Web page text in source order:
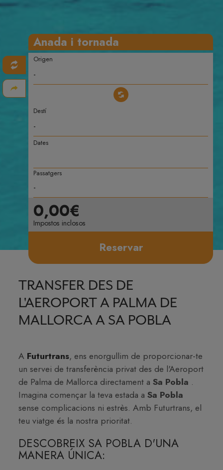
Anada i tornada
Origen
Destí
Dates
Passatgers
0,00€
Impostos inclosos
Reservar
TRANSFER DES DE
L'AEROPORT A PALMA DE
MALLORCA A SA POBLA
A Futurtrans, ens enorgullim de proporcionar-te
un servei de transferència privat des de l'Aeroport
de Palma de Mallorca directament aSa Pobla .
Imagina començar la teva estada aSa Pobla
sense complicacions ni estrès. Amb Futurtrans, el
teu viatge és la nostra prioritat.
DESCOBREIX SA POBLA D'UNA
MANERA ÚNICA: